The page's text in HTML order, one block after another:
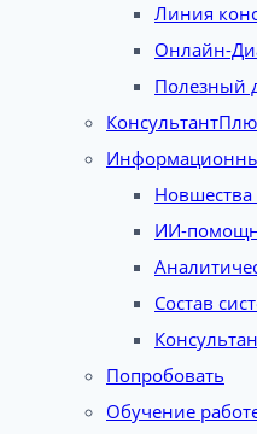
Линия
Онлайн-
Полезный
ИИ-
Состав
Попробовать
Обучение